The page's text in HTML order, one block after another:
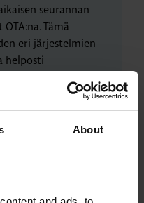
About
seurannan
Tämä
eri järjestelmien
helposti
korkeat
on